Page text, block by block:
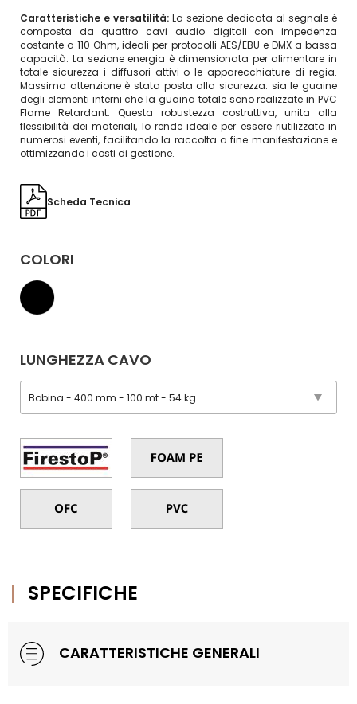
Caratteristiche e versatilità: La sezione dedicata al segnale è
composta da quattro cavi audio digitali con impedenza
costante a 110 Ohm, ideali per protocolli AES/EBU e DMX a bassa
capacità. La sezione energia è dimensionata per alimentare in
totale sicurezza i diffusori attivi o le apparecchiature di regia.
Massima attenzione è stata posta alla sicurezza: sia le guaine
degli elementi interni che la guaina totale sono realizzate in PVC
Flame Retardant. Questa robustezza costruttiva, unita alla
flessibilità dei materiali, lo rende ideale per essere riutilizzato in
numerosi eventi, facilitando la raccolta a fine manifestazione e
ottimizzando i costi di gestione.
Scheda Tecnica
COLORI
LUNGHEZZA CAVO
SPECIFICHE
CARATTERISTICHE GENERALI